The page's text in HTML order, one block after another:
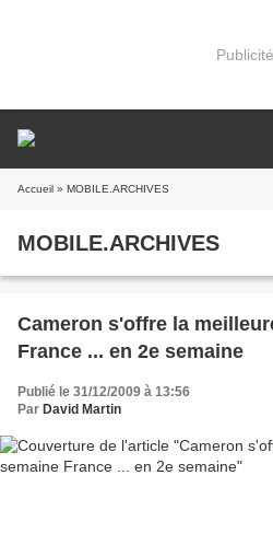
Publicité
Accueil » MOBILE.ARCHIVES
MOBILE.ARCHIVES
Cameron s'offre la
France ... en 2e semaine
Publié le 31/12/2009 à 13:56
Par David Martin